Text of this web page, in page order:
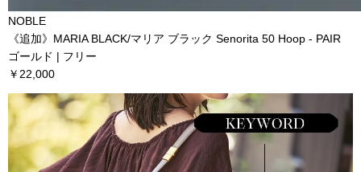
NOBLE
《追加》MARIA BLACK/マリア ブラック Senorita 50 Hoop - PAIR
ゴールド | フリー
￥22,000